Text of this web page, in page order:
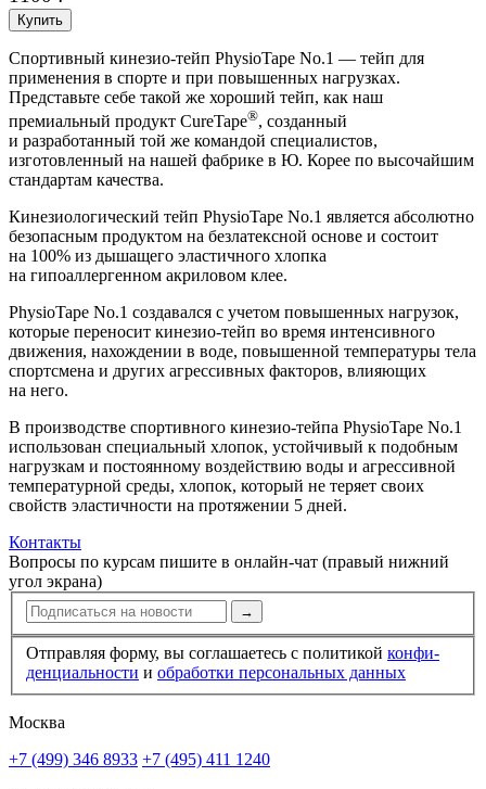
Купить
Спортивный кинезио­-тейп PhysioTape No.1 — тейп для
применения в спорте и при повышенных нагрузках.
Представьте себе такой же хороший тейп, как наш
премиальный продукт CureTape®, созданный
и разработанный той же командой специалистов,
изготовленный на нашей фабрике в Ю. Корее по высочайшим
стандартам качества.
Кинезио­логический тейп PhysioTape No.1 является абсолютно
безопасным продуктом на безлатексной основе и состоит
на 100% из дышащего эластичного хлопка
на гипоаллергенном акриловом клее.
PhysioTape No.1 создавался с учетом повышенных нагрузок,
которые переносит кинезио­-тейп во время интенсивного
движения, нахождении в воде, повышенной температуры тела
спортсмена и других агрессивных факторов, влияющих
на него.
В производстве спортивного кинезио­-тейпа PhysioTape No.1
использова­н специальный хлопок, устойчивый к подобным
нагрузкам и постоянному воздействию воды и агрессивной
температурной среды, хлопок, который не теряет своих
свойств эластичности на протяжении 5 дней.
Контакты
Вопросы по курсам пишите в онлайн-чат (правый нижний
угол экрана)
→
Отправляя форму, вы соглашаетесь с политикой конфи­
ден­циальности и обработки персональных данных
Москва
+7 (499) 346 8933 +7 (495) 411 1240